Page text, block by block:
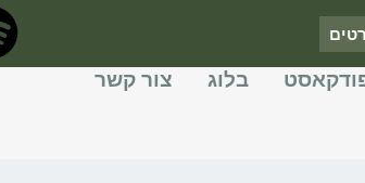
בלוג צור קשר